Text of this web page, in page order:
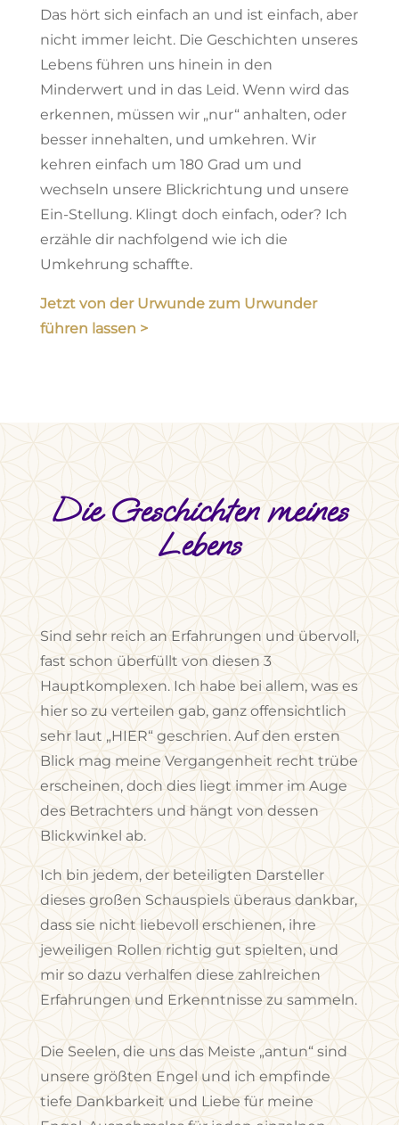
Das hört sich einfach an und ist einfach, aber
nicht immer leicht. Die Geschichten unseres
Lebens führen uns hinein in den
Minderwert und in das Leid. Wenn wird das
erkennen, müssen wir „nur“ anhalten, oder
besser innehalten, und umkehren. Wir
kehren einfach um 180 Grad um und
wechseln unsere Blickrichtung und unsere
Ein-Stellung. Klingt doch einfach, oder? Ich
erzähle dir nachfolgend wie ich die
Umkehrung schaffte.
Jetzt von der Urwunde zum Urwunder
führen lassen >
Die Geschichten meines
Lebens
Sind sehr reich an Erfahrungen und übervoll,
fast schon überfüllt von diesen 3
Hauptkomplexen. Ich habe bei allem, was es
hier so zu verteilen gab, ganz offensichtlich
sehr laut „HIER“ geschrien. Auf den ersten
Blick mag meine Vergangenheit recht trübe
erscheinen, doch dies liegt immer im Auge
des Betrachters und hängt von dessen
Blickwinkel ab.
Ich bin jedem, der beteiligten Darsteller
dieses großen Schauspiels überaus dankbar,
dass sie nicht liebevoll erschienen, ihre
jeweiligen Rollen richtig gut spielten, und
mir so dazu verhalfen diese zahlreichen
Erfahrungen und Erkenntnisse zu sammeln.
Die Seelen, die uns das Meiste „antun“ sind
unsere größten Engel und ich empfinde
tiefe Dankbarkeit und Liebe für meine